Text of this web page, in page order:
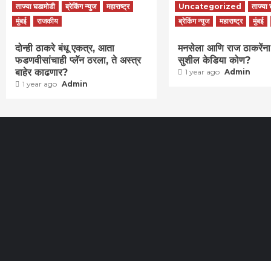
ताज्या घडामोडी
ब्रेकिंग न्युज
महाराष्ट्र
मुंबई
राजकीय
दोन्ही ठाकरे बंधू एकत्र, आता
फडणवीसांचाही प्लॅन ठरला, ते अस्त्र
बाहेर काढणार?
1 year ago Admin
Uncategorized
ताज्या
ब्रेकिंग न्युज
महाराष्ट्र मुंबई
मनसेला आणि राज ठाकरेंना
सुशील केडिया कोण?
1 year ago Admin